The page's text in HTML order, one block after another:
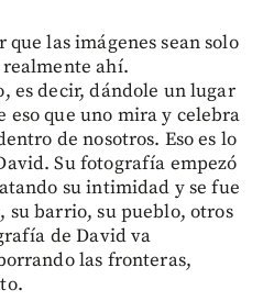
las imágenes sean solo
realmente ahí.
es decir, dándole un lugar
eso que uno mira y celebra
de nosotros. Eso es lo
Su fotografía empezó
su intimidad y se fue
su barrio, su pueblo, otros
de David va
las fronteras,